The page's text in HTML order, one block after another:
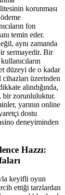
korunması
fon
temin eder.
aynı zamanda
sermayedir. Bir
düzeyi de o kadar
üzerinden
alındığında,
bir zorunluluktur.
yarının online
dostu
deneyiminden
Hazzı:
keyifli oyun
ettiği tarzlardan